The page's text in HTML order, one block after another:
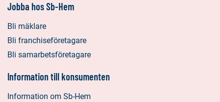
Jobba hos Sb-Hem
Bli mäklare
Bli franchiseföretagare
Bli samarbetsföretagare
Information till konsumenten
Information om Sb-Hem